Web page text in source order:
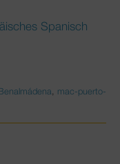
Spanisch
, mac-puerto-